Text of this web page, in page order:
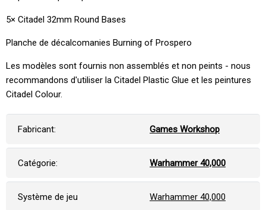
5× Citadel 32mm Round Bases
Planche de décalcomanies Burning of Prospero
Les modèles sont fournis non assemblés et non peints - nous
recommandons d'utiliser la Citadel Plastic Glue et les peintures
Citadel Colour.
Fabricant: Games Workshop
Catégorie: Warhammer 40,000
Système de jeu Warhammer 40,000